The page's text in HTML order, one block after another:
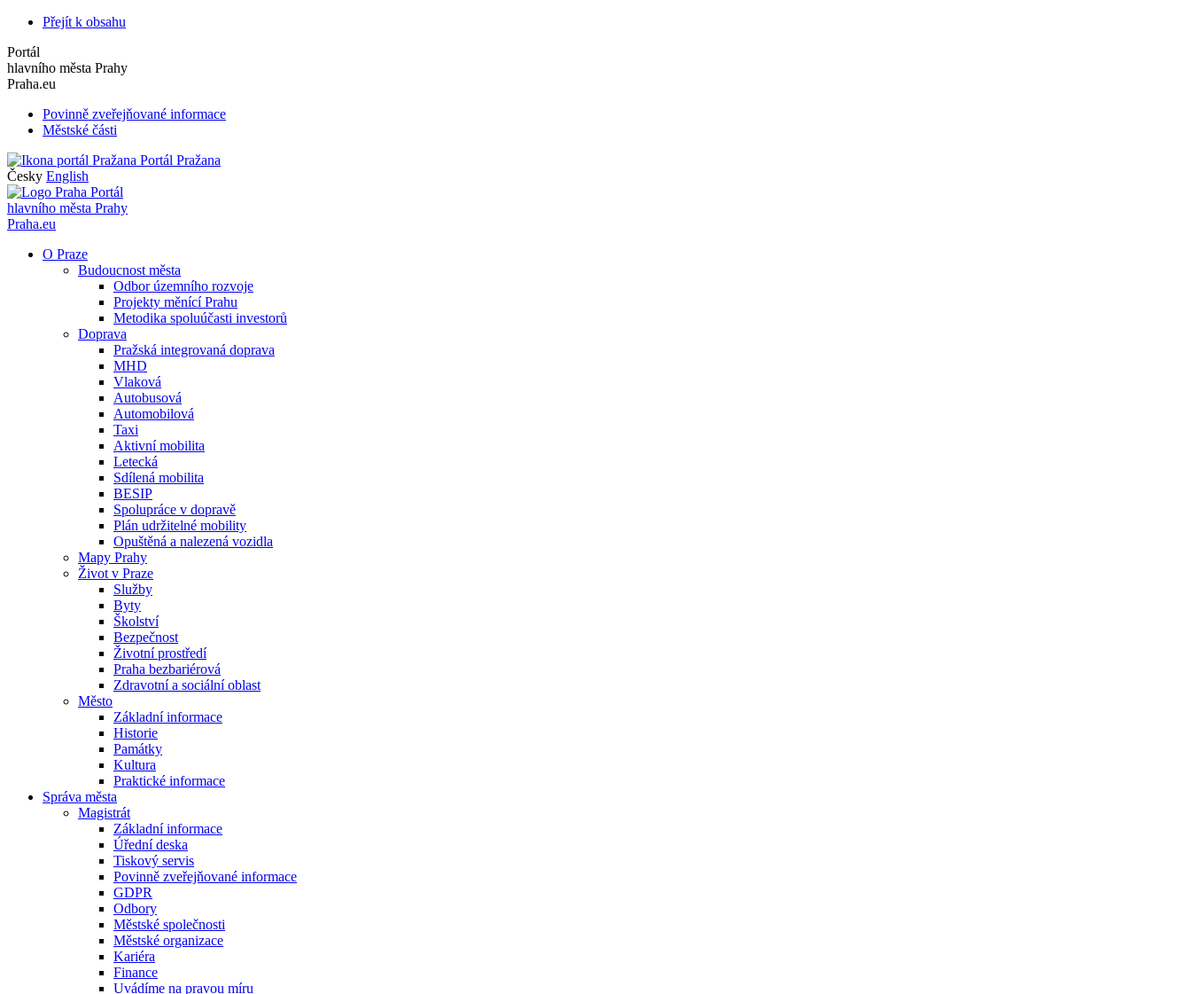
Přejít k obsahu
Portál
hlavního města Prahy
Praha.eu
Povinně zveřejňované informace
Městské části
Portál Pražana
Česky English
Portál
hlavního města Prahy
Praha.eu
O Praze
Budoucnost města
Odbor územního rozvoje
Projekty měnící Prahu
Metodika spoluúčasti investorů
Doprava
Pražská integrovaná doprava
MHD
Vlaková
Autobusová
Automobilová
Taxi
Aktivní mobilita
Letecká
Sdílená mobilita
BESIP
Spolupráce v dopravě
Plán udržitelné mobility
Opuštěná a nalezená vozidla
Mapy Prahy
Život v Praze
Služby
Byty
Školství
Bezpečnost
Životní prostředí
Praha bezbariérová
Zdravotní a sociální oblast
Město
Základní informace
Historie
Památky
Kultura
Praktické informace
Správa města
Magistrát
Základní informace
Úřední deska
Tiskový servis
Povinně zveřejňované informace
GDPR
Odbory
Městské společnosti
Městské organizace
Kariéra
Finance
Uvádíme na pravou míru